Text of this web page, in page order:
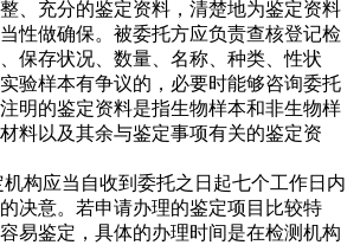
、充分的鉴定资料，清楚地为鉴定资料
性做确保。被委托方应负责查核登记检
保存状况、数量、名称、种类、性状
验样本有争议的，必要时能够咨询委托
明的鉴定资料是指生物样本和非生物样
料以及其余与鉴定事项有关的鉴定资
构应当自收到委托之日起七个工作日内
决意。若申请办理的鉴定项目比较特
易鉴定，具体的办理时间是在检测机构